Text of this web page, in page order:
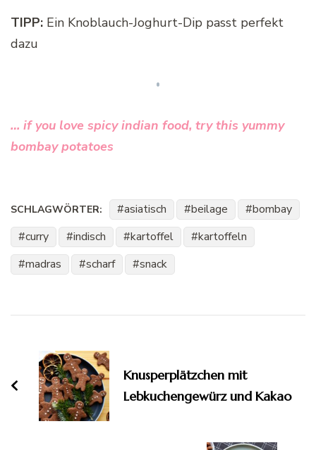
TIPP: Ein Knoblauch-Joghurt-Dip passt perfekt
dazu
… if you love spicy indian food, try this yummy
bombay potatoes
SCHLAGWÖRTER: asiatisch beilage
bombay
curry
indisch kartoffel
kartoffeln
madras
scharf snack
Knusperplätzchen mit
Lebkuchengewürz und Kakao